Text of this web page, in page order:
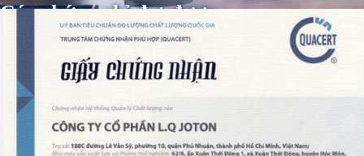
Các chứng chỉ đạt được